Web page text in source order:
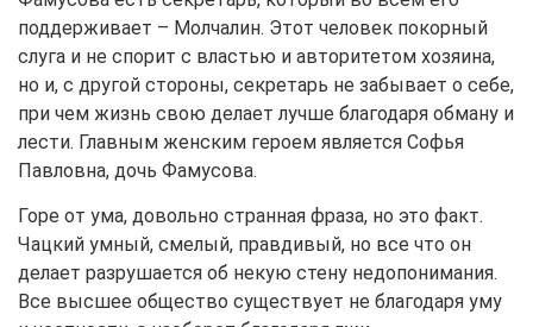
поддерживает – Молчалин. Этот человек покорный
слуга и не спорит с властью и авторитетом хозяина,
но и, с другой стороны, секретарь не забывает о себе,
при чем жизнь свою делает лучше благодаря обману и
лести. Главным женским героем является Софья
Павловна, дочь Фамусова.
Горе от ума, довольно странная фраза, но это факт.
Чацкий умный, смелый, правдивый, но все что он
делает разрушается об некую стену недопонимания.
Все высшее общество существует не благодаря уму